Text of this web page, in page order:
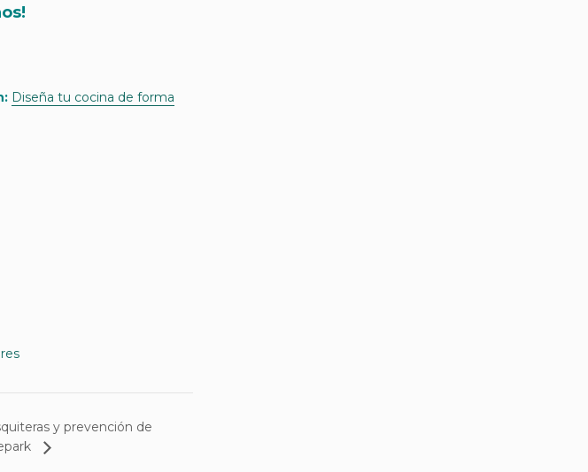
Diseña tu cocina de forma
y prevención de